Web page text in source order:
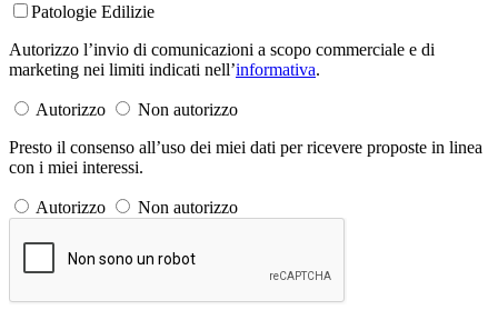
Patologie Edilizie
Autorizzo l’invio di comunicazioni a scopo commerciale e di
marketing nei limiti indicati nell’informativa.
Autorizzo
Non autorizzo
Presto il consenso all’uso dei miei dati per ricevere proposte in linea
con i miei interessi.
Autorizzo Non autorizzo